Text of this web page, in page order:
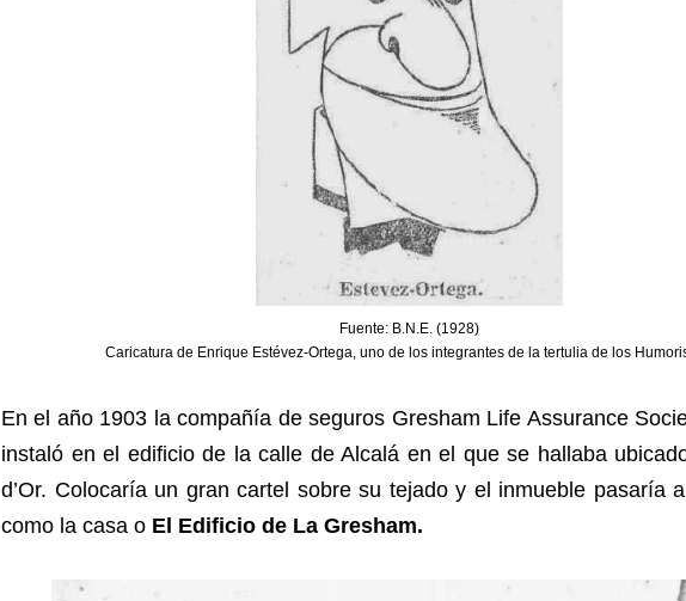
Fuente: B.N.E. (1928)
Caricatura de Enrique Estévez-Ortega, uno de los integrantes de la tertulia de los
En el año 1903 la compañía de seguros Gresham Life Assurance
instaló en el edificio de la calle de Alcalá en el que se hallaba
d’Or. Colocaría un gran cartel sobre su tejado y el inmueble pasaría
como la casa o El Edificio de La Gresham.